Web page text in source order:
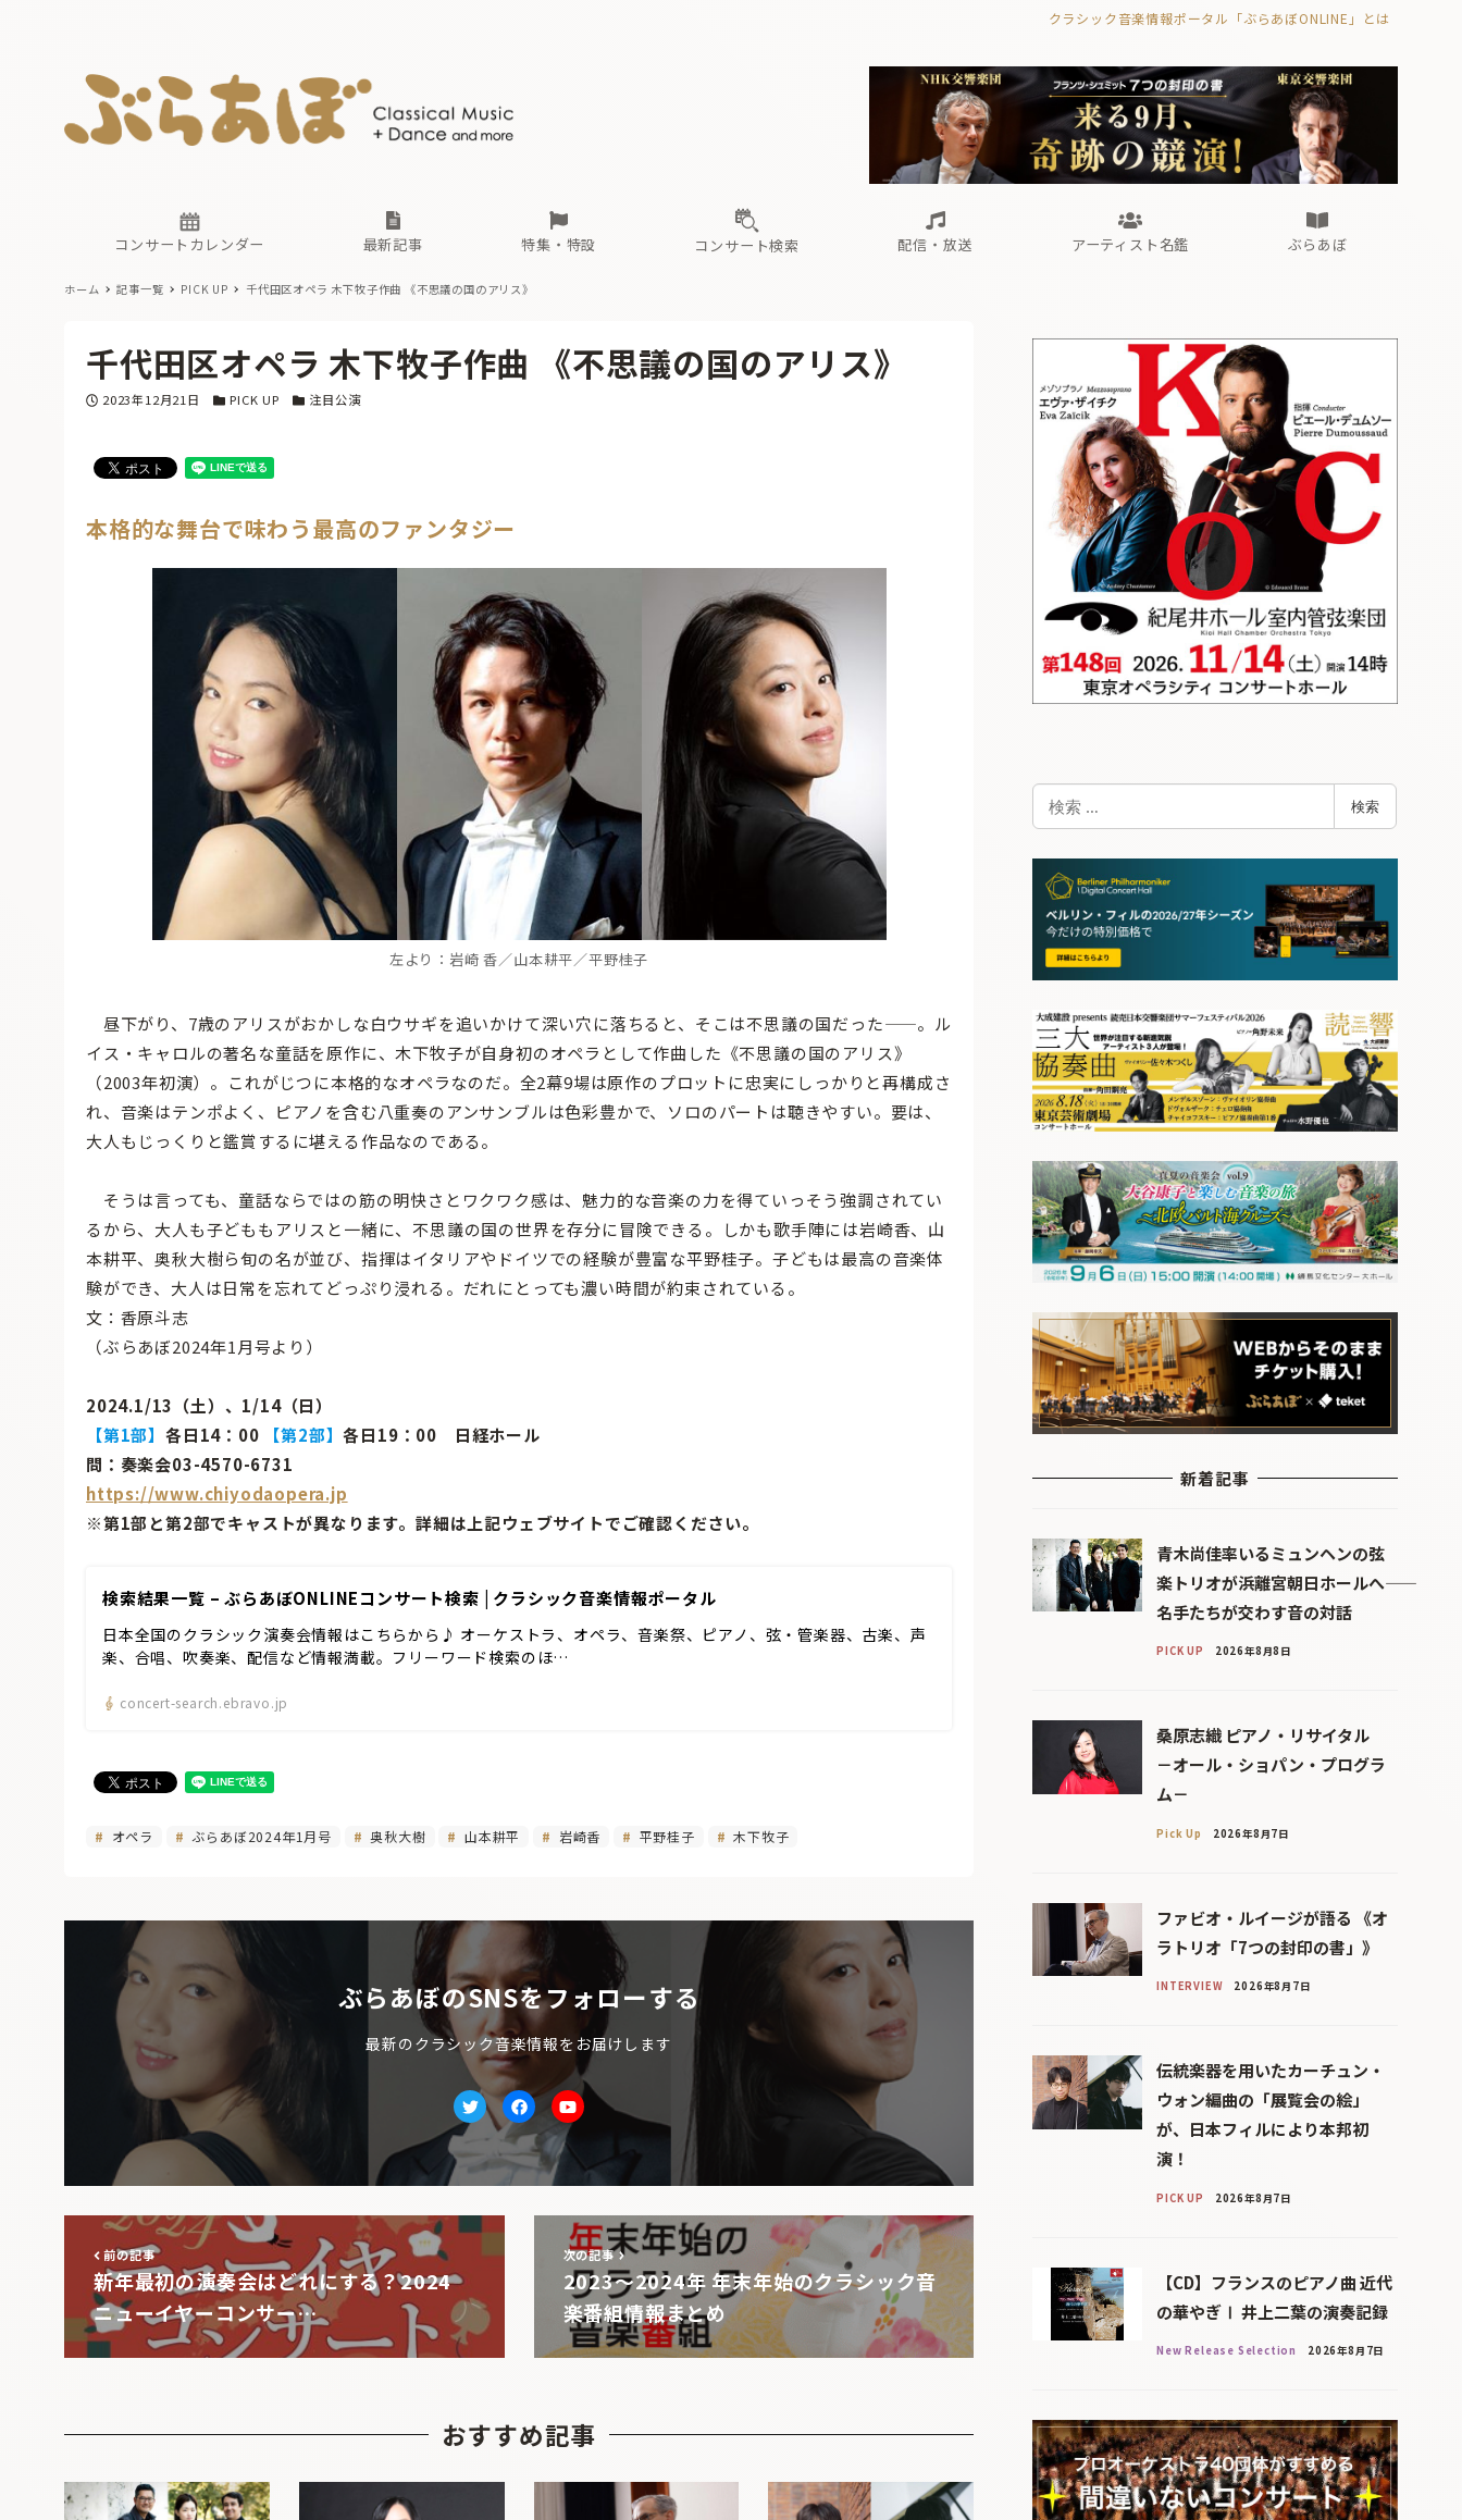
クラシック音楽情報ポータル「ぶらあぼONLINE」とは
コンサートカレンダー 最新記事
古楽とその先と オーケストラの楽屋から 海の向こうの音楽家 ぶらあぼブラス！
フォルテピアノ・オデッセイ
特集・特設
現場のプロが推す！間違いないオーケストラコンサート
過去の特集
コンサート検索 配信・放送
無料ライブ配信スケジュール 有料ライブ配信スケジュール
アーティスト名鑑
あ か さ た な は ま や わ
ぶらあぼ
古楽とその先と Aからの眺望 ぶらあぼブラス！
フォルテピアノ・オデッセイ
無料ライブ配信スケジュール
あ か さ
ホーム 記事一覧 PICK UP 千代田区オペラ 木下牧子作曲 《不思議の国のアリス》
千代田区オペラ 木下牧子作曲 《不思議の国のアリス》
投稿日
2023年12月21日 カテゴリー
PICK UP カテゴリー
注目公演
本格的な舞台で味わう最高のファンタジー
左より：岩崎 香／山本耕平／平野桂子
昼下がり、7歳のアリスがおかしな白ウサギを追いかけて深い穴に落ちると、そこは不思議の国だった——。ル
イス・キャロルの著名な童話を原作に、木下牧子が自身初のオペラとして作曲した《不思議の国のアリス》
（2003年初演）。これがじつに本格的なオペラなのだ。全2幕9場は原作のプロットに忠実にしっかりと再構成さ
れ、音楽はテンポよく、ピアノを含む八重奏のアンサンブルは色彩豊かで、ソロのパートは聴きやすい。要は、
大人もじっくりと鑑賞するに堪える作品なのである。
そうは言っても、童話ならではの筋の明快さとワクワク感は、魅力的な音楽の力を得ていっそう強調されてい
るから、大人も子どももアリスと一緒に、不思議の国の世界を存分に冒険できる。しかも歌手陣には岩崎香、山
本耕平、奥秋大樹ら旬の名が並び、指揮はイタリアやドイツでの経験が豊富な平野桂子。子どもは最高の音楽体
験ができ、大人は日常を忘れてどっぷり浸れる。だれにとっても濃い時間が約束されている。
文：香原斗志
（ぶらあぼ2024年1月号より）
2024.1/13（土）、1/14（日）
【第1部】 各日14：00 【第2部】各日19：00 日経ホール
問：奏楽会03-4570-6731
https://www.chiyodaopera.jp
※第1部と第2部でキャストが異なります。詳細は上記ウェブサイトでご確認ください。
検索結果一覧 – ぶらあぼONLINEコンサート検索 | クラシック音楽情報ポータル
日本全国のクラシック演奏会情報はこちらから♪ オーケストラ、オペラ、音楽祭、ピアノ、弦・管楽器、古楽、声
楽、合唱、吹奏楽、配信など情報満載。フリーワード検索のほ…
concert-search.ebravo.jp
オペラ ぶらあぼ2024年1月号 奥秋大樹 山本耕平 岩崎香 平野桂子 木下牧子
ぶらあぼのSNSをフォローする
最新のクラシック音楽情報をお届けします
TwitterfacebookYoutube
前の記事
新年最初の演奏会はどれにする？2024
ニューイヤーコンサー…
次の記事
2023〜2024年 年末年始のクラシック音
楽番組情報まとめ
おすすめ記事
検
索
検索
新着記事
青木尚佳率いるミュンヘンの弦
楽トリオが浜離宮朝日ホールへ――
名手たちが交わす音の対話
PICK UP 2026年8月8日
桑原志織 ピアノ・リサイタル
－オール・ショパン・プログラ
ム－
Pick Up 2026年8月7日
ファビオ・ルイージが語る 《オ
ラトリオ「7つの封印の書」》
INTERVIEW 2026年8月7日
伝統楽器を用いたカーチュン・
ウォン編曲の「展覧会の絵」
が、日本フィルにより本邦初
演！
PICK UP 2026年8月7日
【CD】フランスのピアノ曲 近代
の華やぎⅠ 井上二葉の演奏記録
New Release Selection 2026年8月7日